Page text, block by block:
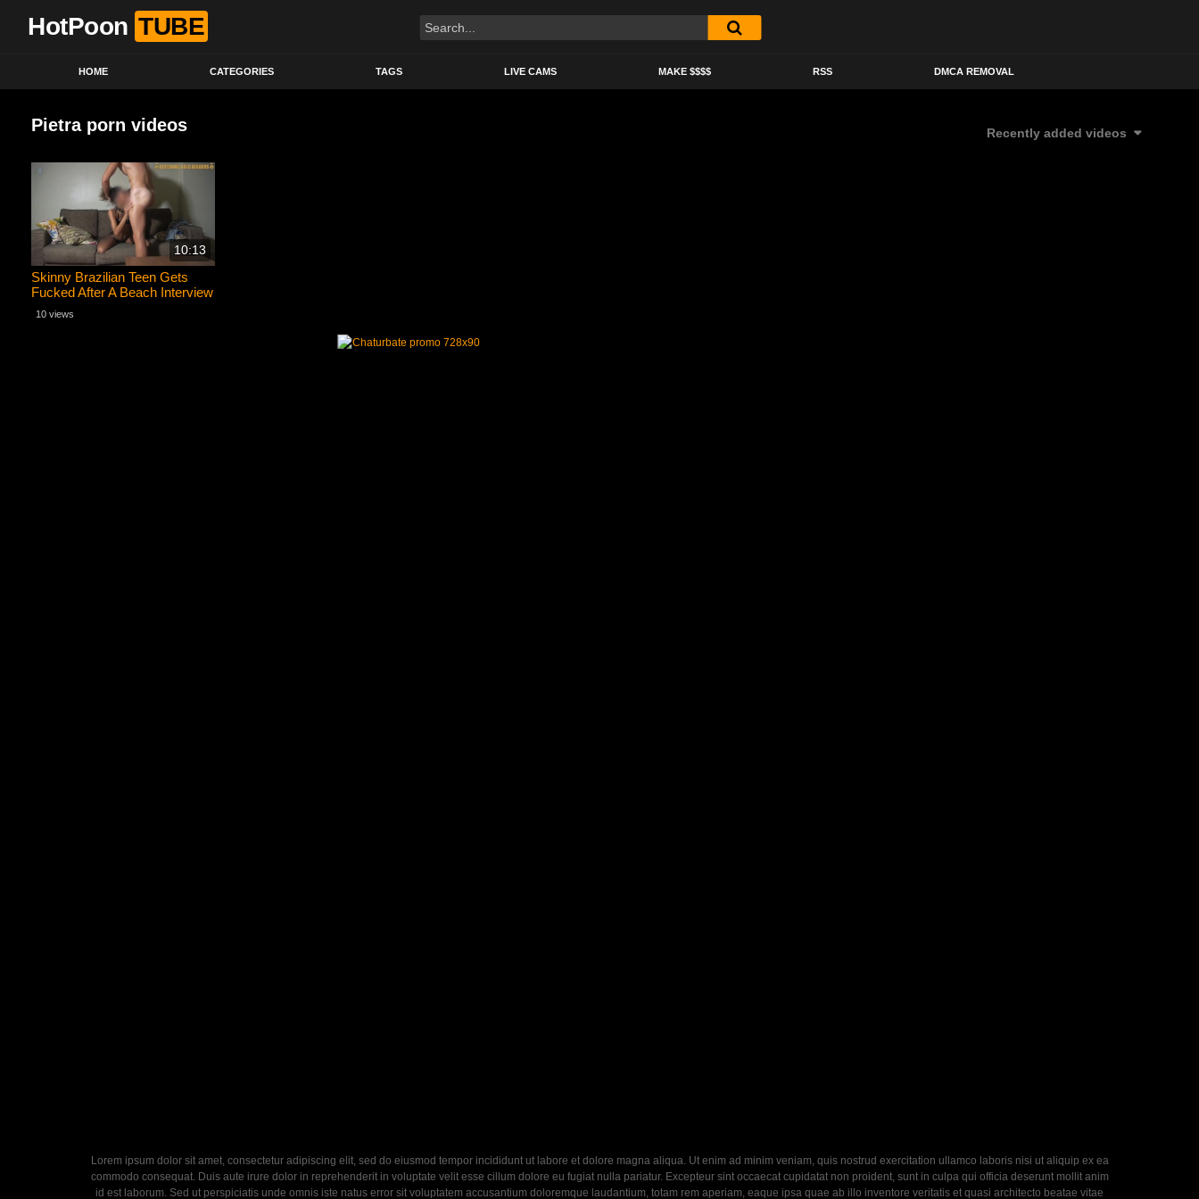
HotPoon TUBE
HOME CATEGORIES TAGS LIVE CAMS MAKE $$$$ RSS DMCA REMOVAL
Pietra porn videos Recently added videos
10:13
Skinny Brazilian Teen Gets
Fucked After A Beach Interview
10 views
Lorem ipsum dolor sit amet, consectetur adipiscing elit, sed do eiusmod tempor incididunt ut labore et dolore magna aliqua. Ut enim ad minim veniam, quis nostrud exercitation ullamco laboris nisi ut aliquip ex ea
commodo consequat. Duis aute irure dolor in reprehenderit in voluptate velit esse cillum dolore eu fugiat nulla pariatur. Excepteur sint occaecat cupidatat non proident, sunt in culpa qui officia deserunt mollit anim
id est laborum. Sed ut perspiciatis unde omnis iste natus error sit voluptatem accusantium doloremque laudantium, totam rem aperiam, eaque ipsa quae ab illo inventore veritatis et quasi architecto beatae vitae